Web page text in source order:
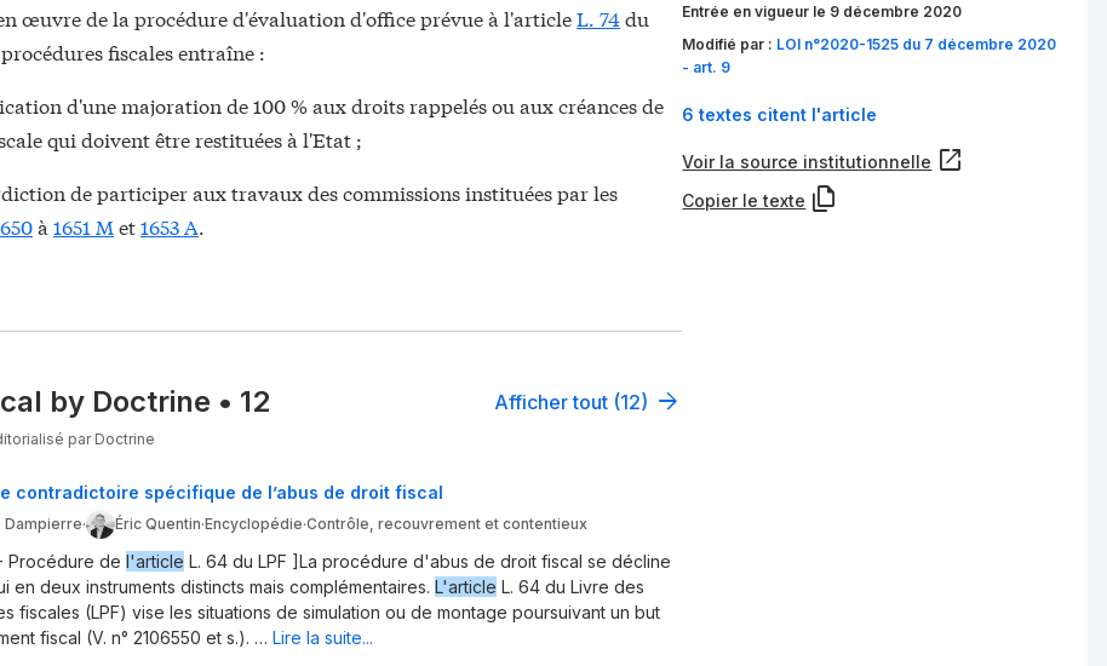
œuvre de la procédure d'évaluation d'office prévue à l'articleL. 74du
fiscales entraîne :
d'une majoration de 100 % aux droits rappelés ou aux créances de
qui doivent être restituées à l'Etat ;
de participer aux travaux des commissions instituées par les
à 1651 M et1653 A.
Entrée en vigueur le 9 décembre 2020
Modifié par : LOI n°2020-1525 du 7 décembre 2020
- art. 9
6 textes citent l'article
Voir la source institutionnelle
Copier le texte
by Doctrine • 12 Afficher tout (12)
par Doctrine
contradictoire spécifique de l’abus de droit fiscal
Dampierre· Éric Quentin·Encyclopédie·Contrôle, recouvrement et contentieux
Procédure de l'article L. 64 du LPF ]La procédure d'abus de droit fiscal se décline
en deux instruments distincts mais complémentaires. L'article L. 64 du Livre des
fiscales (LPF) vise les situations de simulation ou de montage poursuivant un but
fiscal (V. n° 2106550 et s.). … Lire la suite...